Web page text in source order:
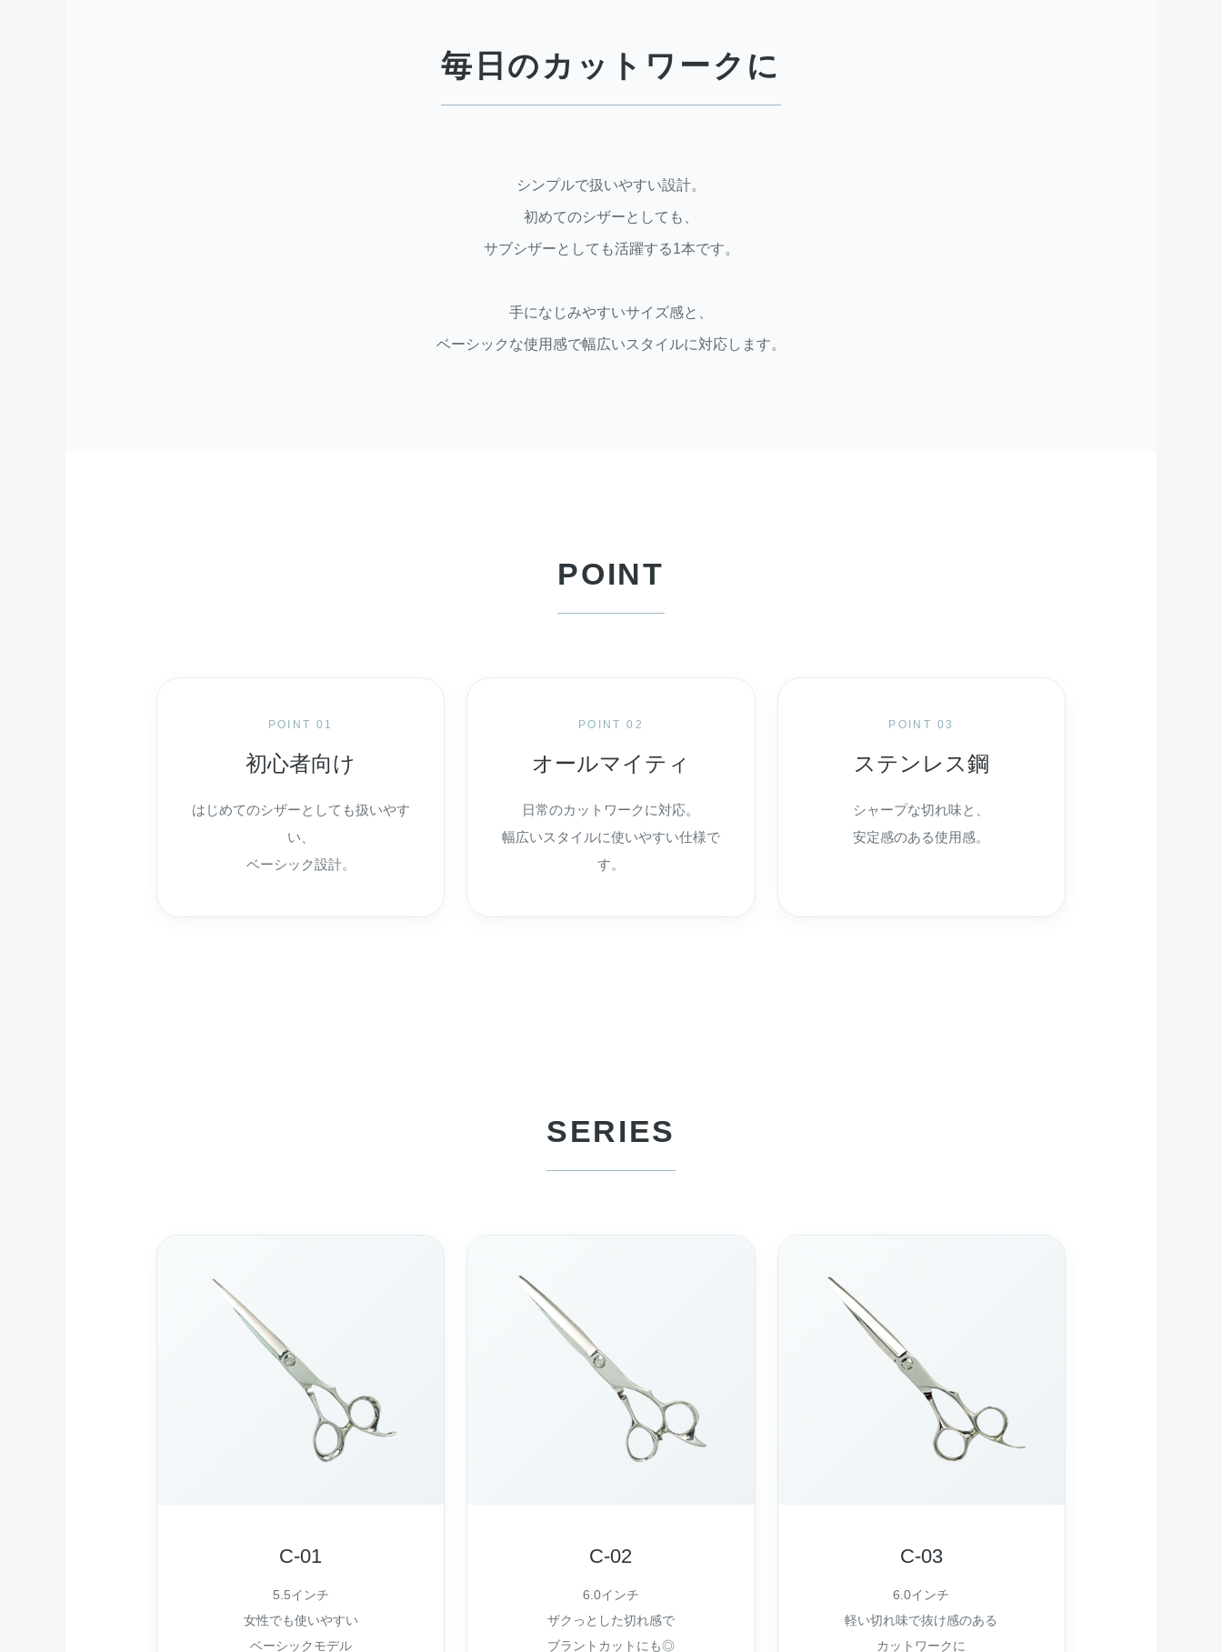
毎日のカットワークに
シンプルで扱いやすい設計。
初めてのシザーとしても、
サブシザーとしても活躍する1本です。
手になじみやすいサイズ感と、
ベーシックな使用感で幅広いスタイルに対応します。
POINT
POINT 01
初心者向け
はじめてのシザーとしても扱いやす
い、
ベーシック設計。
POINT 02
オールマイティ
日常のカットワークに対応。
幅広いスタイルに使いやすい仕様で
す。
POINT 03
ステンレス鋼
シャープな切れ味と、
安定感のある使用感。
SERIES
C-01
5.5インチ
女性でも使いやすい
ベーシックモデル
C-02
6.0インチ
ザクっとした切れ感で
ブラントカットにも◎
C-03
6.0インチ
軽い切れ味で抜け感のある
カットワークに